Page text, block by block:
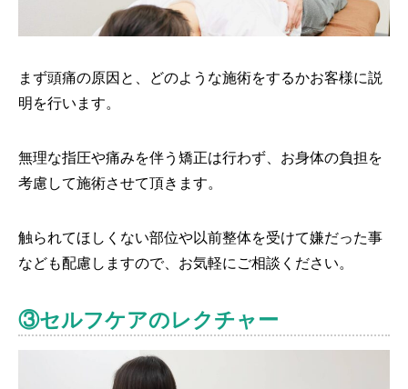
まず頭痛の原因と、どのような施術をするかお客様に説
明を行います。
無理な指圧や痛みを伴う矯正は行わず、お身体の負担を
考慮して施術させて頂きます。
触られてほしくない部位や以前整体を受けて嫌だった事
なども配慮しますので、お気軽にご相談ください。
③セルフケアのレクチャー